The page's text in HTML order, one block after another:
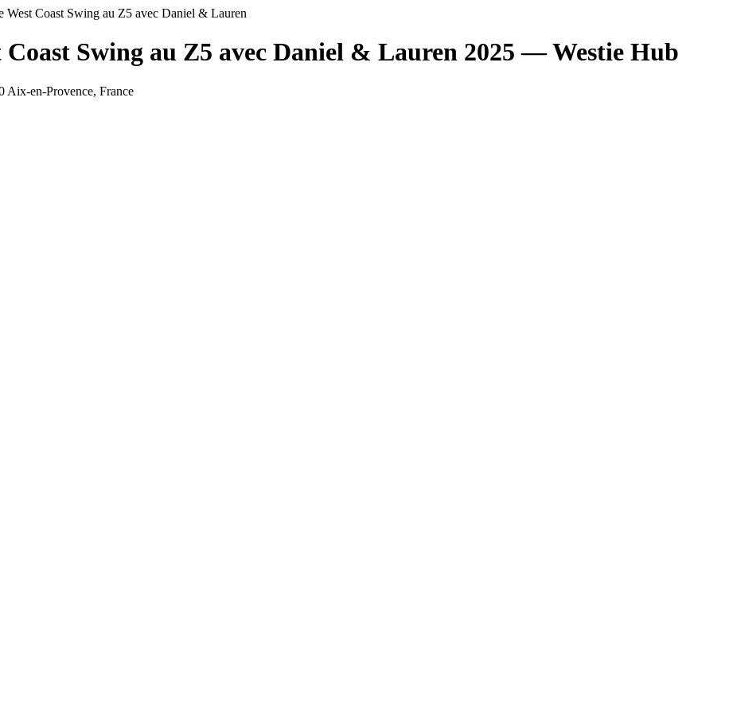
West Coast Swing au Z5 avec Daniel & Lauren
Coast Swing au Z5 avec Daniel & Lauren 2025 — Westie Hub
Aix-en-Provence, France